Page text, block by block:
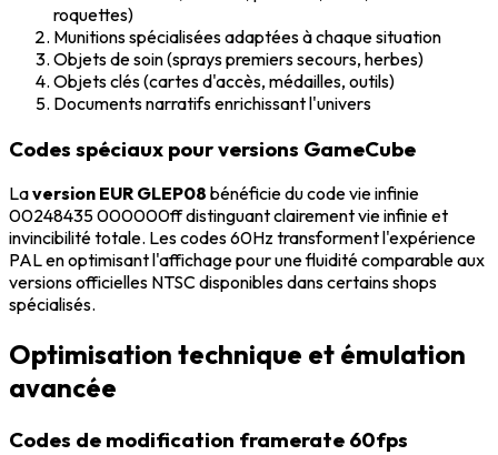
roquettes)
Munitions spécialisées adaptées à chaque situation
Objets de soin (sprays premiers secours, herbes)
Objets clés (cartes d'accès, médailles, outils)
Documents narratifs enrichissant l'univers
Codes spéciaux pour versions GameCube
Laversion EUR GLEP08 bénéficie du code vie infinie
00248435 000000ff distinguant clairement vie infinie et
invincibilité totale. Les codes 60Hz transforment l'expérience
PAL en optimisant l'affichage pour une fluidité comparable aux
versions officielles NTSC disponibles dans certains shops
spécialisés.
Optimisation technique et émulation
avancée
Codes de modification framerate 60fps